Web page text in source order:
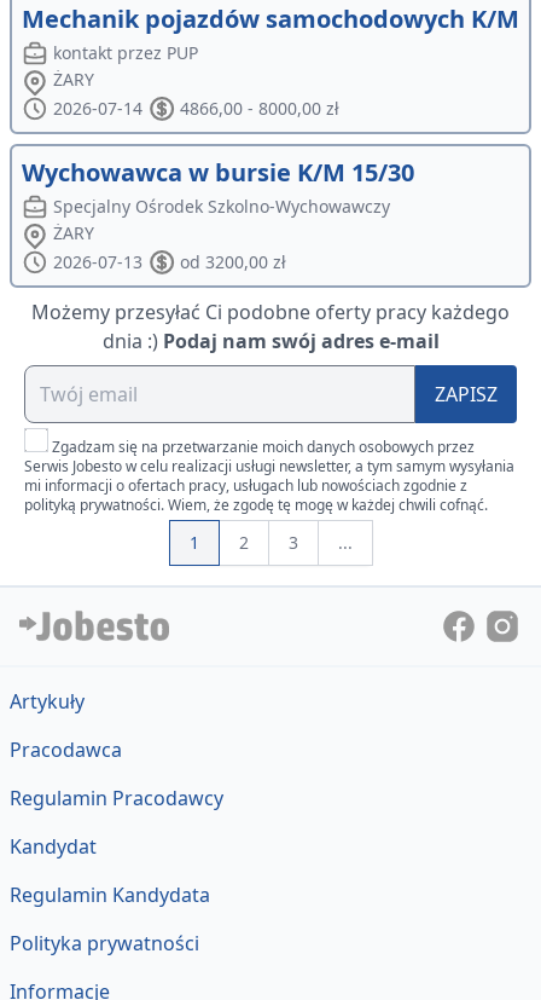
Mechanik pojazdów samochodowych K/M
kontakt przez PUP
ŻARY
2026-07-14
4866,00 - 8000,00 zł
Wychowawca w bursie K/M 15/30
Specjalny Ośrodek Szkolno-Wychowawczy
ŻARY
2026-07-13
od 3200,00 zł
Możemy przesyłać Ci podobne oferty pracy każdego
dnia :) Podaj nam swój adres e-mail
ZAPISZ
Zgadzam się na przetwarzanie moich danych osobowych przez
Serwis Jobesto w celu realizacji usługi newsletter, a tym samym wysyłania
mi informacji o ofertach pracy, usługach lub nowościach zgodnie z
polityką prywatności. Wiem, że zgodę tę mogę w każdej chwili cofnąć.
1 2 3 ...
Artykuły
Pracodawca
Regulamin Pracodawcy
Kandydat
Regulamin Kandydata
Polityka prywatności
Informacje